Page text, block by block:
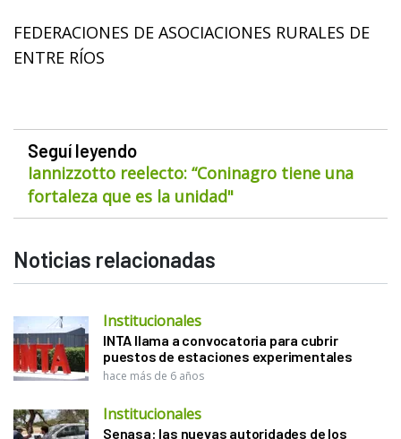
FEDERACIONES DE ASOCIACIONES RURALES DE
ENTRE RÍOS
Seguí leyendo
Iannizzotto reelecto: “Coninagro tiene una
fortaleza que es la unidad"
Noticias relacionadas
Institucionales
INTA llama a convocatoria para cubrir
puestos de estaciones experimentales
hace más de 6 años
Institucionales
Senasa: las nuevas autoridades de los